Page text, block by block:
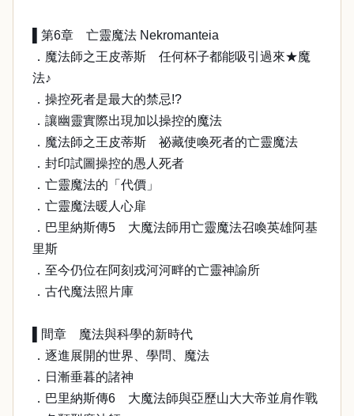
▌第6章 亡靈魔法 Nekromanteia
．魔法師之王皮蒂斯 任何杯子都能吸引過來★魔
法♪
．操控死者是最大的禁忌!?
．讓幽靈實際出現加以操控的魔法
．魔法師之王皮蒂斯 祕藏使喚死者的亡靈魔法
．封印試圖操控的愚人死者
．亡靈魔法的「代價」
．亡靈魔法暖人心扉
．巴里納斯傳5 大魔法師用亡靈魔法召喚英雄阿基
里斯
．至今仍位在阿刻戎河河畔的亡靈神諭所
．古代魔法照片庫
▌間章 魔法與科學的新時代
．逐進展開的世界、學問、魔法
．日漸垂暮的諸神
．巴里納斯傳6 大魔法師與亞歷山大大帝並肩作戰